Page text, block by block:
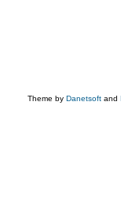
Theme by Danetsoft and